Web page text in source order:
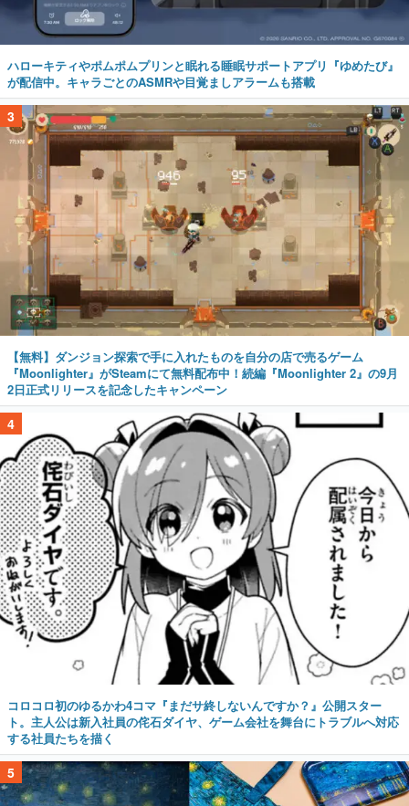
ハローキティやポムポムプリンと眠れる睡眠サポートアプリ『ゆめたび』
が配信中。キャラごとのASMRや目覚ましアラームも搭載
3
【無料】ダンジョン探索で手に入れたものを自分の店で売るゲーム
『Moonlighter』がSteamにて無料配布中！続編『Moonlighter 2』の9月
2日正式リリースを記念したキャンペーン
4
コロコロ初のゆるかわ4コマ『まだサ終しないんですか？』公開スター
ト。主人公は新入社員の侘石ダイヤ、ゲーム会社を舞台にトラブルへ対応
する社員たちを描く
5